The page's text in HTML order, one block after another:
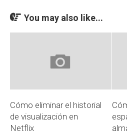
You may also like...
Cómo eliminar el historial
de visualización en
Netflix